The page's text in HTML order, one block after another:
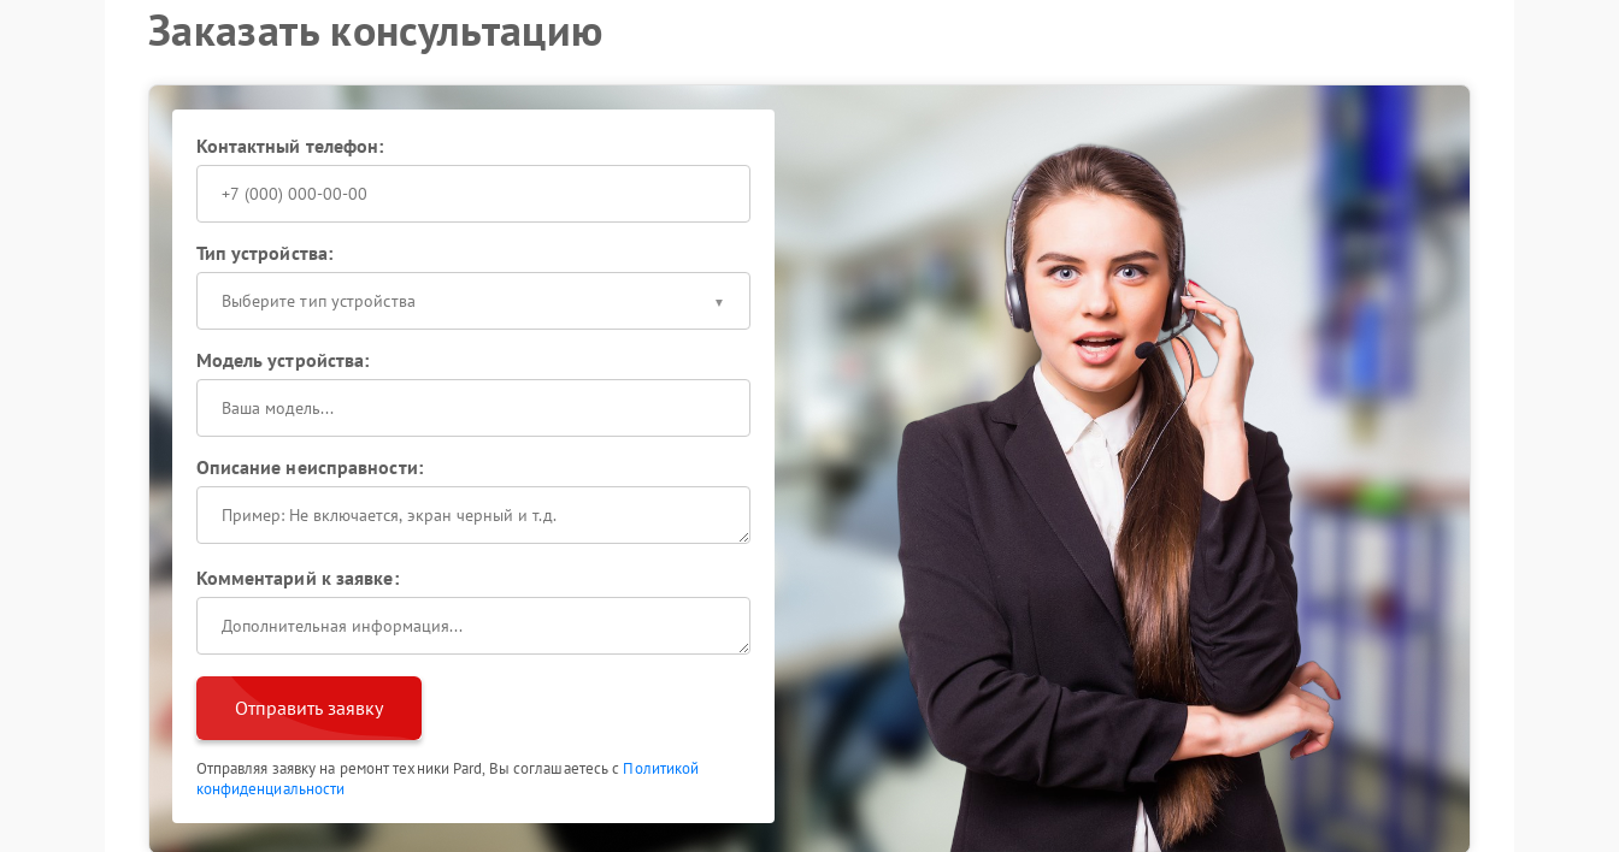
Заказать консультацию
Контактный телефон:
Тип устройства:
Выберите тип устройства
Модель устройства:
Описание неисправности:
Комментарий к заявке:
Отправить заявку
Отправляя заявку на ремонт техники Pard, Вы соглашаетесь с Политикой
конфиденциальности